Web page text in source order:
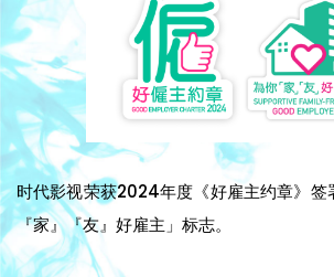
时代影视荣获2024年度《好雇主约章》签
『家』『友』好雇主」标志。